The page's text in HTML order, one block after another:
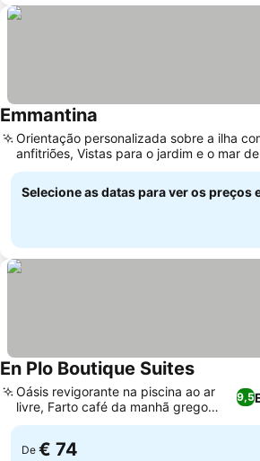
Emmantina
Orientação personalizada sobre a ilha
anfitriões, Vistas para o jardim e o mar
edifício histórico
Selecione as datas para ver os preços
En Plo Boutique Suites
9,5
Oásis revigorante na piscina ao ar
livre, Farto café da manhã grego
caseiro
De € 74